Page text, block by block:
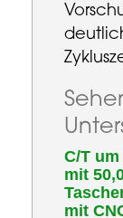
C/T
mit
mit